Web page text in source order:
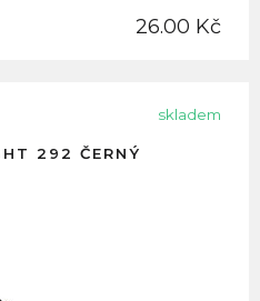
26.00 Kč
skladem
292 ČERNÝ